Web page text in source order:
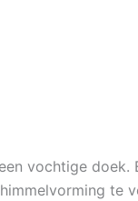
vochtige doek.
te